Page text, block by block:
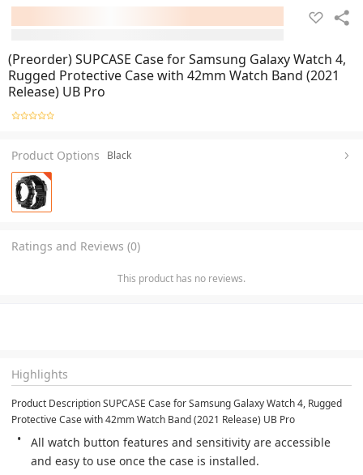
(Preorder) SUPCASE Case for Samsung Galaxy Watch 4,
Rugged Protective Case with 42mm Watch Band (2021
Release) UB Pro
Product Options Black
Ratings and Reviews (0)
This product has no reviews.
Highlights
Product Description SUPCASE Case for Samsung Galaxy Watch 4, Rugged
Protective Case with 42mm Watch Band (2021 Release) UB Pro
All watch button features and sensitivity are accessible
and easy to use once the case is installed.